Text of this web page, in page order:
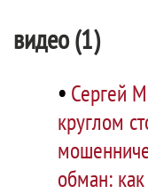
видео (1)
• Сергей
круглом
обман: